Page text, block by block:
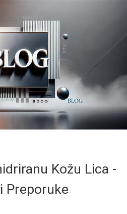
Kožu Lica -
Preporuke